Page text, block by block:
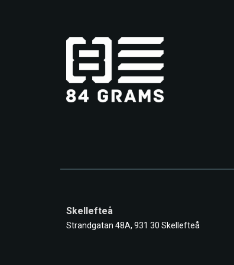
Skellefteå
Strandgatan 48A, 931 30 Skellefteå